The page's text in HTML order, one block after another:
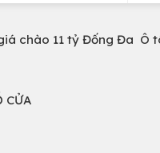
chào 11 tỷ Đống Đa Ô
CỬA